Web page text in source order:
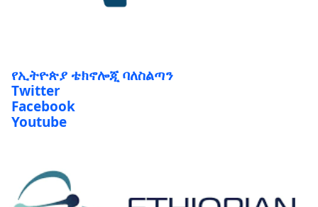
የኢትዮጵያ ቴክኖሎጂ ባለስልጣን
Twitter
Facebook
Youtube